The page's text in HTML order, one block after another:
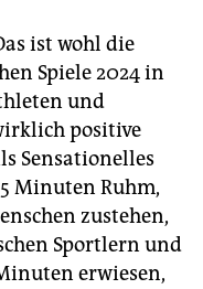
ist wohl die
Spiele 2024 in
und
positive
Sensationelles
Minuten Ruhm,
zustehen,
Sportlern und
erwiesen,